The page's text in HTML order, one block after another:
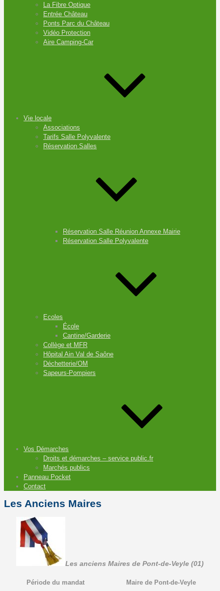
La Fibre Optique
Entrée Château
Ponts Parc du Château
Vidéo Protection
Aire Camping-Car
Vie locale
Associations
Tarifs Salle Polyvalente
Réservation Salles
Réservation Salle Réunion Annexe Mairie
Réservation Salle Polyvalente
Ecoles
École
Cantine/Garderie
Collège et MFR
Hôpital Ain Val de Saône
Déchetterie/OM
Sapeurs-Pompiers
Vos Démarches
Droits et démarches – service public.fr
Marchés publics
Panneau Pocket
Contact
Les Anciens Maires
Les anciens Maires de Pont-de-Veyle (01)
Période du mandat
Maire de Pont-de-Veyle